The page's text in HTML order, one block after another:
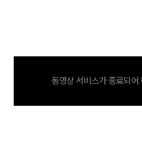
동영상 서비스가 종료되어